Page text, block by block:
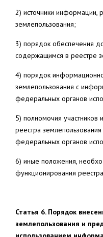
2) источники информации,
землепользования;
3) порядок обеспечения
содержащимся в реестре
4) порядок
землепользования с
федеральных органов
5) полномочия
реестра
федеральных органов
6) иные положения,
функционирования
Статья 6. Порядок
землепользования и